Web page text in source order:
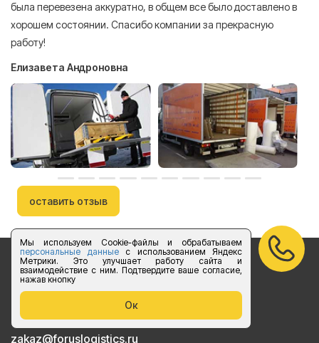
Мы используем Cookie-файлы и обрабатываем
персональные данныес использованием Яндекс
Метрики. Это улучшает работу сайта и
взаимодействие с ним. Подтвердите ваше согласие,
нажав кнопку
Ок
была перевезена аккуратно, в общем все было доставлено в
хорошем состоянии. Спасибо компании за прекрасную
работу!
Елизавета Андроновна
оставить отзыв
Бесплатный звонок по России
Присоединяйтесь
zakaz@foruslogistics.ru